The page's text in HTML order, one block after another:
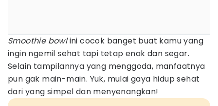
Smoothie bowlini cocok banget buat kamu yang
ingin ngemil sehat tapi tetap enak dan segar.
Selain tampilannya yang menggoda, manfaatnya
pun gak main-main. Yuk, mulai gaya hidup sehat
dari yang simpel dan menyenangkan!